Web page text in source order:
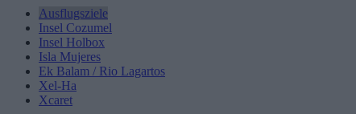
Ausflugsziele
Insel Cozumel
Insel Holbox
Isla Mujeres
Ek Balam / Rio Lagartos
Xel-Ha
Xcaret